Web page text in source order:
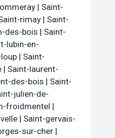
| Saint-
rimay | Saint-
des-bois | Saint-
lubin-en-
| Saint-
| Saint-laurent-
des-bois | Saint-
julien-de-
froidmentel |
| Saint-gervais-
sur-cher |